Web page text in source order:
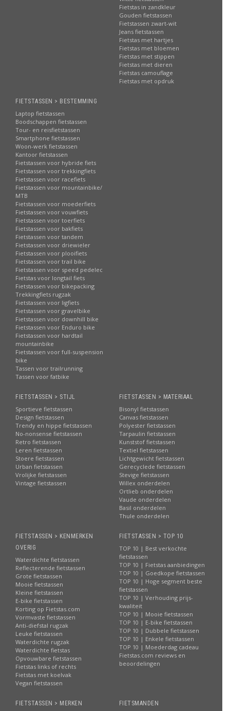
Fietstas in zandkleur
Gouden fietstassen
Fietstassen zwart-wit
Jeans fietstassen
Fietstas met hartjes
Fietstas met bloemen
Fietstas met stippen
Fietstas met dieren
Fietstas camouflage
Fietstas met opdruk
FIETSTASSEN > BESTEMMING
Laptop fietstassen
Boodschappen fietstassen
Tour- en reisfietstassen
Smartphone fietstassen
Woon-werk fietstassen
Kantoor fietstassen
Fietstassen voor hybride fiets
Fietstassen voor trekkingfiets
Fietstassen voor racefiets
Fietstassen voor mountainbike/
MTB
Fietstassen voor moederfiets
Fietstassen voor vouwfiets
Fietstassen voor toerfiets
Fietstassen voor bakfiets
Fietstassen voor tandem
Fietstassen voor driewieler
Fietstassen voor plooifiets
Fietstassen voor trail bike
Fietstassen voor speed pedelec
Fietstas voor longtail fiets
Fietstassen voor bikepacking
Trekkingfiets rugzak
Fietstassen voor ligfiets
Fietstassen voor gravelbike
Fietstassen voor downhill bike
Fietstassen voor Enduro bike
Fietstassen voor hardtail
mountainbike
Fietstassen voor full-suspension
bike
Tassen voor trailrunning
Tassen voor fatbike
FIETSTASSEN > STIJL
Sportieve fietstassen
Design fietstassen
Trendy en hippe fietstassen
No-nonsense fietstassen
Retro fietstassen
Leren fietstassen
Stoere fietstassen
Urban fietstassen
Vrolijke fietstassen
Vintage fietstassen
FIETSTASSEN > MATERIAAL
Bisonyl fietstassen
Canvas fietstassen
Polyester fietstassen
Tarpaulin fietstassen
Kunststof fietstassen
Textiel fietstassen
Lichtgewicht fietstassen
Gerecyclede fietstassen
Stevige fietstassen
Willex onderdelen
Ortlieb onderdelen
Vaude onderdelen
Basil onderdelen
Thule onderdelen
FIETSTASSEN > KENMERKEN
OVERIG
Waterdichte fietstassen
Reflecterende fietstassen
Grote fietstassen
Mooie fietstassen
Kleine fietstassen
E-bike fietstassen
Korting op Fietstas.com
Vormvaste fietstassen
Anti-diefstal rugzak
Leuke fietstassen
Waterdichte rugzak
Waterdichte fietstas
Opvouwbare fietstassen
Fietstas links of rechts
Fietstas met koelvak
Vegan fietstassen
FIETSTASSEN > TOP 10
TOP 10 | Best verkochte
fietstassen
TOP 10 | Fietstas aanbiedingen
TOP 10 | Goedkope fietstassen
TOP 10 | Hoge segment beste
fietstassen
TOP 10 | Verhouding prijs-
kwaliteit
TOP 10 | Mooie fietstassen
TOP 10 | E-bike fietstassen
TOP 10 | Dubbele fietstassen
TOP 10 | Enkele fietstassen
TOP 10 | Moederdag cadeau
Fietstas.com reviews en
beoordelingen
FIETSTASSEN > MERKEN FIETSMANDEN